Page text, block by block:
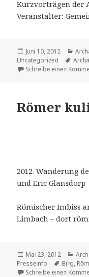
Kurzvorträgen der
Veranstalter:
Veröffentlicht
am
Juni 10, 2012
Uncategorized
Schreibe einen
Römer
2012. Wanderung
und Eric Glansdorp
Römischer Imbiss
Limbach – dort
Veröffentlicht
am
Mai 23, 2012
Presseinfo
Birg,
Schreibe einen